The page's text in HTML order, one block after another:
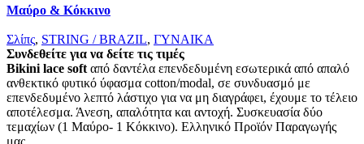
Μαύρο & Κόκκινο
Σλίπς, STRING / BRAZIL, ΓΥΝΑΙΚΑ
Συνδεθείτε για να δείτε τις τιμές
Bikini lace soft από δαντέλα επενδεδυμένη εσωτερικά από απαλό
ανθεκτικό φυτικό ύφασμα cotton/modal, σε συνδυασμό με
επενδεδυμένο λεπτό λάστιχο για να μη διαγράφει, έχουμε το τέλειο
αποτέλεσμα. Άνεση, απαλότητα και αντοχή. Συσκευασία δύο
τεμαχίων (1 Μαύρο- 1 Κόκκινο). Ελληνικό Προϊόν Παραγωγής
μας